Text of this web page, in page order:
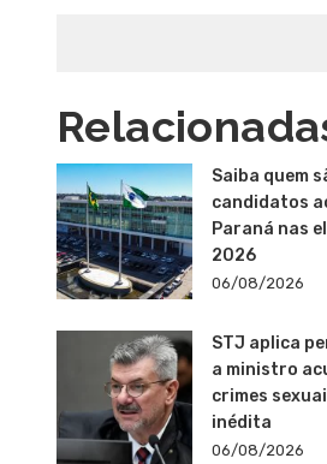
Saiba quem
candidatos
Paraná nas
2026
06/08/2026
STJ aplica
a ministro
crimes
inédita
06/08/2026